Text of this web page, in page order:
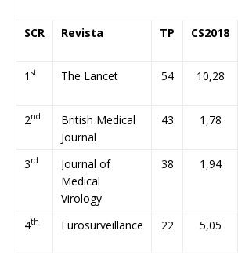
SCR Revista TP CS2018
1 st The Lancet 54 10,28
2nd
British Medical
Journal
43 1,78
3rd
Journal of
Medical
Virology
38 1,94
4th Eurosurveillance 22 5,05